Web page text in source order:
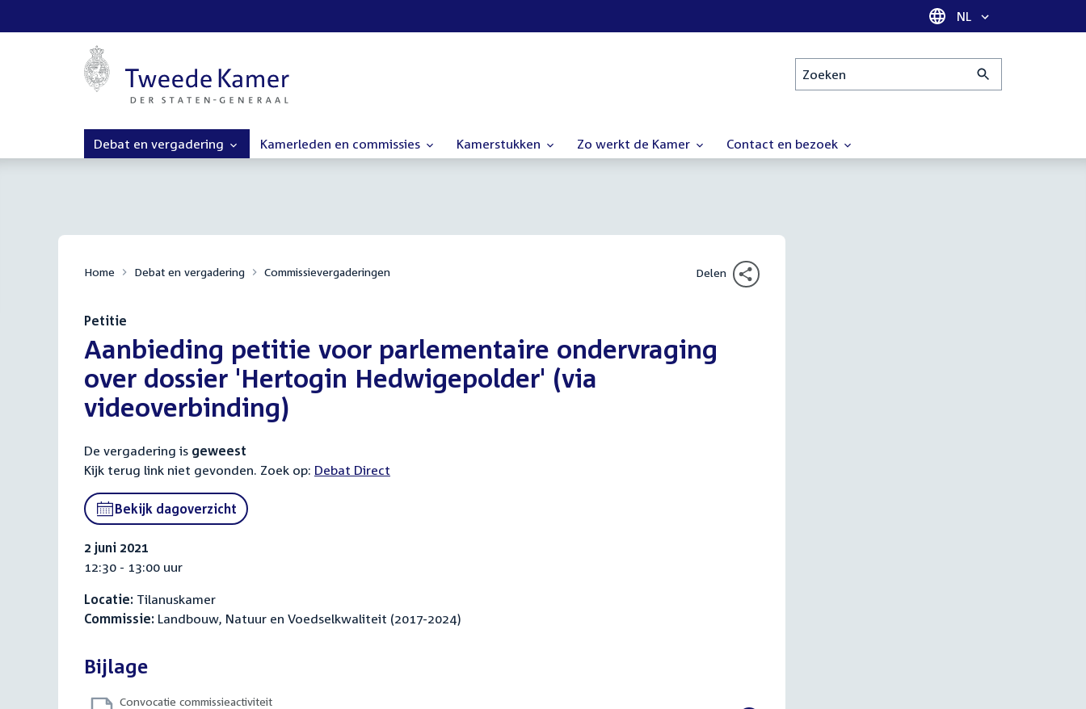
Taal selectie
NL
Zoeken
Debat en vergadering Kamerleden en commissies Kamerstukken Zo werkt de Kamer Contact en bezoek
Home Debat en vergadering Commissievergaderingen Delen
Petitie
Aanbieding petitie voor parlementaire ondervraging
over dossier 'Hertogin Hedwigepolder' (via
videoverbinding)
De vergadering is geweest
Kijk terug link niet gevonden. Zoek op: Debat Direct
Bekijk dagoverzicht
2 juni 2021
12:30 - 13:00 uur
Locatie: Tilanuskamer
Commissie: Landbouw, Natuur en Voedselkwaliteit (2017-2024)
Bijlage
Convocatie commissieactiviteit